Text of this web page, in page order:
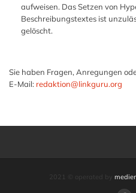
aufweisen. Das Setzen von
Beschreibungstextes ist
gelöscht.
Sie haben Fragen, Anregungen
E-Mail: redaktion@linkguru.org
2021 © operated by